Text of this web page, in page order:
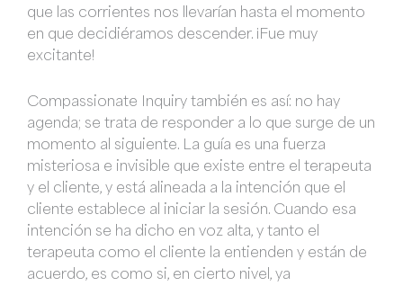
que las corrientes nos llevarían hasta el momento
en que decidiéramos descender. ¡Fue muy
excitante!
Compassionate Inquiry también es así: no hay
agenda; se trata de responder a lo que surge de un
momento al siguiente. La guía es una fuerza
misteriosa e invisible que existe entre el terapeuta
y el cliente, y está alineada a la intención que el
cliente establece al iniciar la sesión. Cuando esa
intención se ha dicho en voz alta, y tanto el
terapeuta como el cliente la entienden y están de
acuerdo, es como si, en cierto nivel, ya